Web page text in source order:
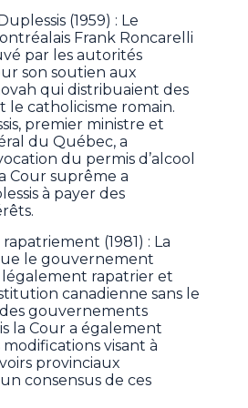
(1959) : Le
Frank Roncarelli
par les autorités
son soutien aux
qui distribuaient des
le catholicisme romain.
premier ministre et
du Québec, a
du permis d’alcool
Cour suprême a
à payer des
(1981) : La
le gouvernement
rapatrier et
canadienne sans le
gouvernements
la Cour a également
visant à
provinciaux
consensus de ces